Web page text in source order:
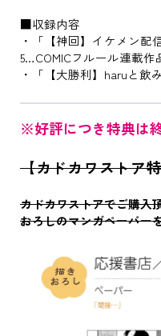
■収録内容
・「【神回】イケメン配
5…COMICフルール連載作
・「【大勝利】haruと飲
※好評につき特典は
【カドカワストア
カドカワストアでご購入
おろしのマンガペーパー